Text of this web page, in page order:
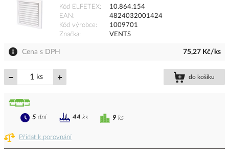
Kód ELFETEX
10.864.154
EAN
4824032001424
Kód výrobce
1009701
Značka
VENTS
Cena s DPH 75,27 Kč/ks
ks do košíku
Přidat k porovnání
9 ks
5 dní 44 ks